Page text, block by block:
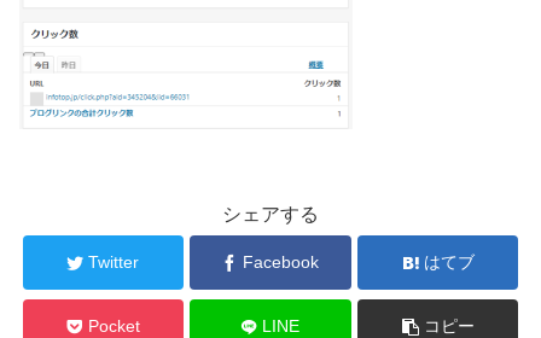
シェアする
Twitter Facebook はてブ
Pocket LINE コピー